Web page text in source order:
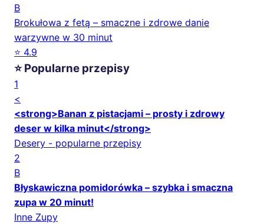
B
Brokułowa z fetą – smaczne i zdrowe danie
warzywne w 30 minut
⭐ 4.9
⭐ Popularne przepisy
1
<
<strong>Banan z pistacjami – prosty i zdrowy
deser w kilka minut</strong>
Desery - popularne przepisy
2
B
Błyskawiczna pomidorówka – szybka i smaczna
zupa w 20 minut!
Inne Zupy